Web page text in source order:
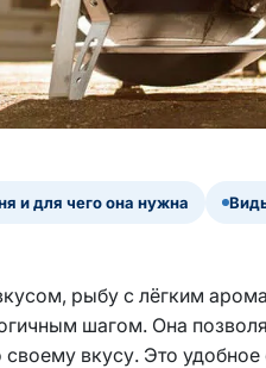
и для чего она нужна
рыбу с лёгким
шагом. Она
вкусу. Это